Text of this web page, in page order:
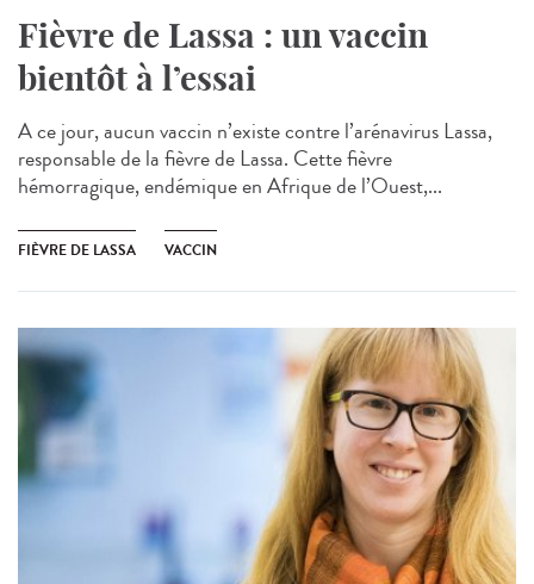
Fièvre de Lassa : un vaccin
bientôt à l’essai
A ce jour, aucun vaccin n’existe contre l’arénavirus Lassa,
responsable de la fièvre de Lassa. Cette fièvre
hémorragique, endémique en Afrique de l’Ouest,...
FIÈVRE DE LASSA VACCIN